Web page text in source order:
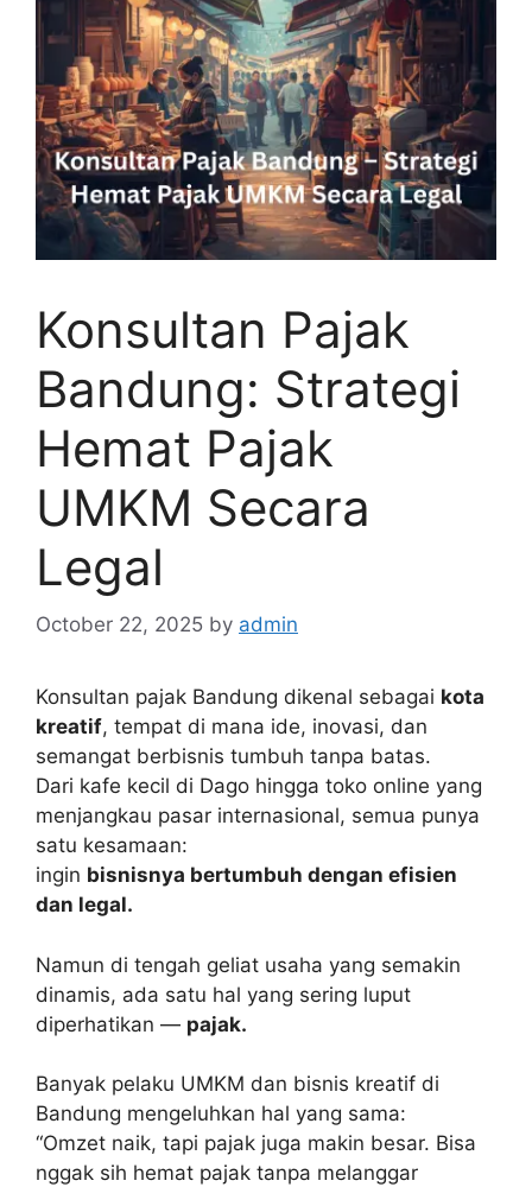
Konsultan Pajak
Bandung: Strategi
Hemat Pajak
UMKM Secara
Legal
October 22, 2025 by admin
Konsultan pajak Bandung dikenal sebagai kota
kreatif, tempat di mana ide, inovasi, dan
semangat berbisnis tumbuh tanpa batas.
Dari kafe kecil di Dago hingga toko online yang
menjangkau pasar internasional, semua punya
satu kesamaan:
ingin bisnisnya bertumbuh dengan efisien
dan legal.
Namun di tengah geliat usaha yang semakin
dinamis, ada satu hal yang sering luput
diperhatikan — pajak.
Banyak pelaku UMKM dan bisnis kreatif di
Bandung mengeluhkan hal yang sama:
“Omzet naik, tapi pajak juga makin besar. Bisa
nggak sih hemat pajak tanpa melanggar